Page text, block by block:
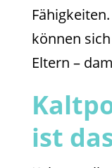
können
Eltern –
ist